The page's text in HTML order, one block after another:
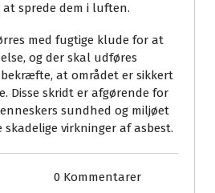
sprede dem i luften.
med fugtige klude for at
og der skal udføres
at området er sikkert
Disse skridt er afgørende for
sundhed og miljøet
skadelige virkninger af asbest.
0 Kommentarer